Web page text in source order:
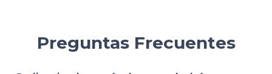
Preguntas Frecuentes